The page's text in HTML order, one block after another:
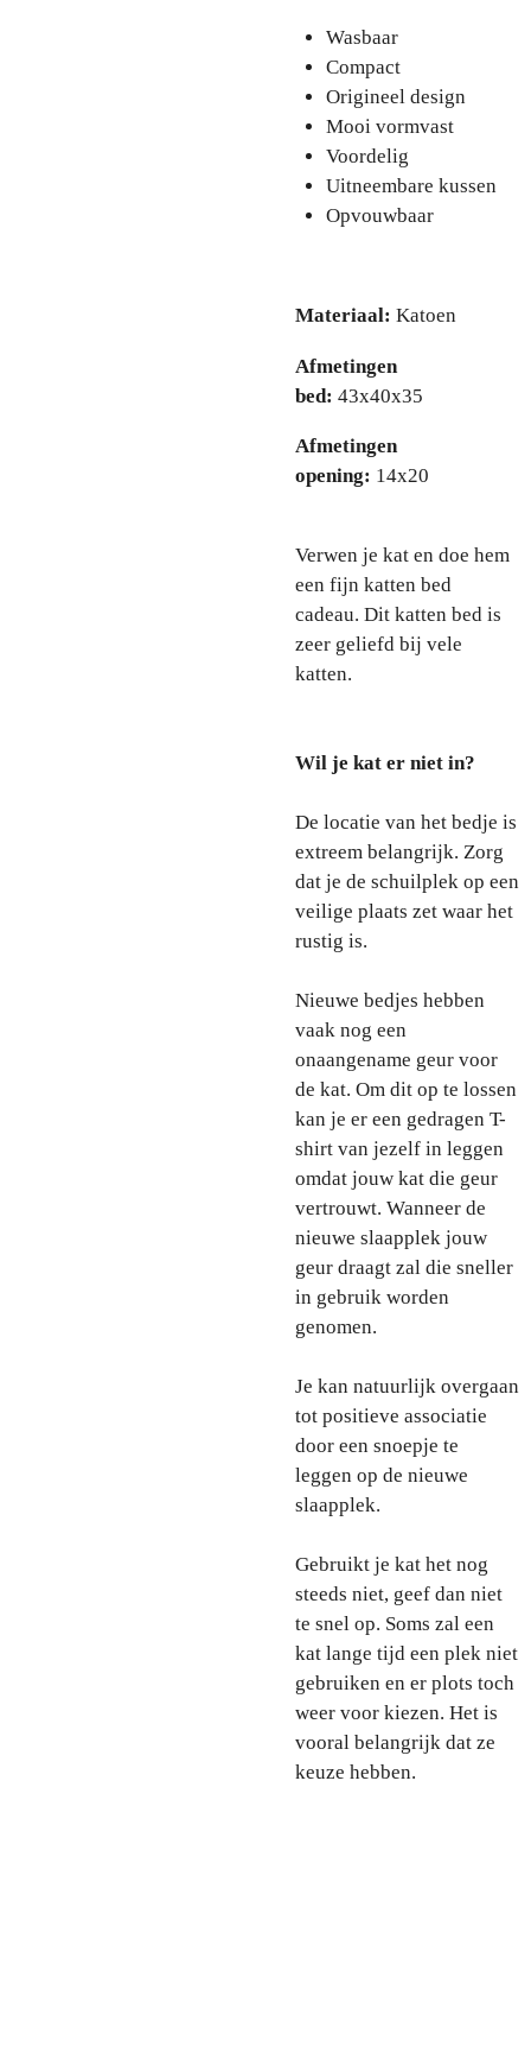
Wasbaar
Compact
Origineel design
Mooi vormvast
Voordelig
Uitneembare kussen
Opvouwbaar
Materiaal: Katoen
Afmetingen
bed: 43x40x35
Afmetingen
opening: 14x20
Verwen je kat en doe hem
een fijn katten bed
cadeau. Dit katten bed is
zeer geliefd bij vele
katten.
Wil je kat er niet in?
De locatie van het bedje is
extreem belangrijk. Zorg
dat je de schuilplek op een
veilige plaats zet waar het
rustig is.
Nieuwe bedjes hebben
vaak nog een
onaangename geur voor
de kat. Om dit op te lossen
kan je er een gedragen T-
shirt van jezelf in leggen
omdat jouw kat die geur
vertrouwt. Wanneer de
nieuwe slaapplek jouw
geur draagt zal die sneller
in gebruik worden
genomen.
Je kan natuurlijk overgaan
tot positieve associatie
door een snoepje te
leggen op de nieuwe
slaapplek.
Gebruikt je kat het nog
steeds niet, geef dan niet
te snel op. Soms zal een
kat lange tijd een plek niet
gebruiken en er plots toch
weer voor kiezen. Het is
vooral belangrijk dat ze
keuze hebben.